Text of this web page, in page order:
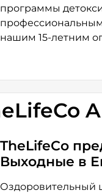
программы
нашим 15-летним
TheLifeCo
Выходные в
Оздоровительный